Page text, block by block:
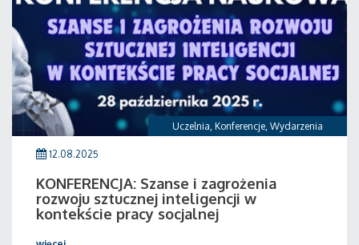
Uczelnia, Konferencje, Wydarzenia
12.08.2025
KONFERENCJA: Szanse i zagrożenia
rozwoju sztucznej inteligencji w
kontekście pracy socjalnej